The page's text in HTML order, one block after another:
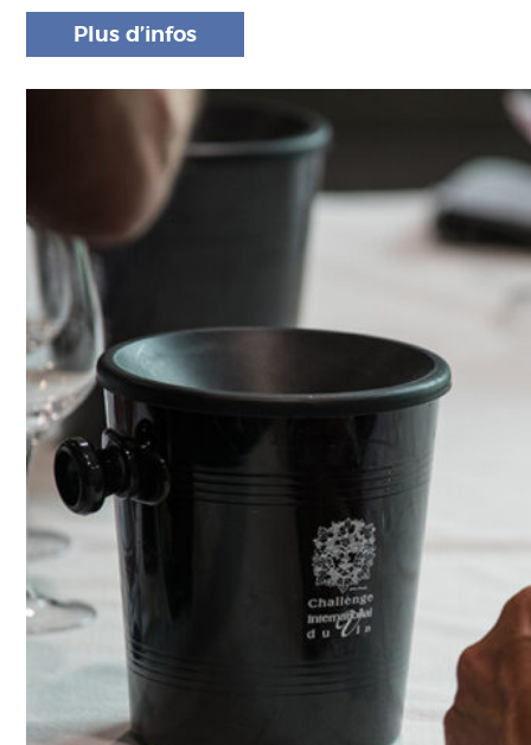
Plus d’infos